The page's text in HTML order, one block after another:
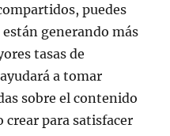
puedes
generando más
tasas de
a tomar
sobre el contenido
crear para satisfacer